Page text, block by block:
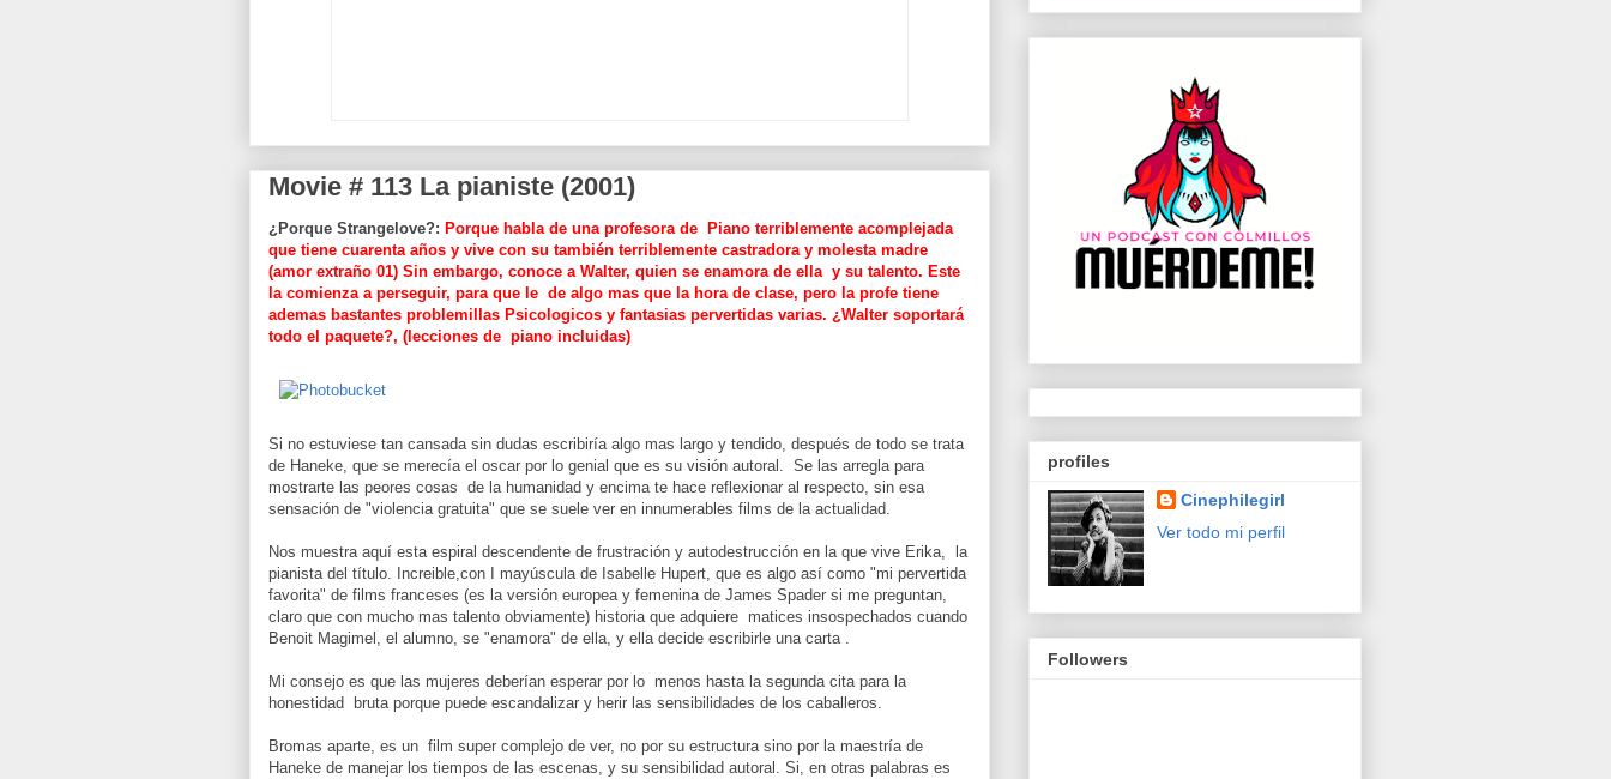
Movie # 113 La pianiste (2001)
¿Porque Strangelove?: Porque habla de una profesora de Piano terriblemente acomplejada
que tiene cuarenta años y vive con su también terriblemente castradora y molesta madre
(amor extraño 01) Sin embargo, conoce a Walter, quien se enamora de ella y su talento. Este
la comienza a perseguir, para que le de algo mas que la hora de clase, pero la profe tiene
ademas bastantes problemillas Psicologicos y fantasias pervertidas varias. ¿Walter soportará
todo el paquete?, (lecciones de piano incluidas)
Si no estuviese tan cansada sin dudas escribiría algo mas largo y tendido, después de todo se trata
de Haneke, que se merecía el oscar por lo genial que es su visión autoral. Se las arregla para
mostrarte las peores cosas de la humanidad y encima te hace reflexionar al respecto, sin esa
sensación de "violencia gratuita" que se suele ver en innumerables films de la actualidad.
Nos muestra aquí esta espiral descendente de frustración y autodestrucción en la que vive Erika, la
pianista del título. Increible,con I mayúscula de Isabelle Hupert, que es algo así como "mi pervertida
favorita" de films franceses (es la versión europea y femenina de James Spader si me preguntan,
claro que con mucho mas talento obviamente) historia que adquiere matices insospechados cuando
Benoit Magimel, el alumno, se "enamora" de ella, y ella decide escribirle una carta .
Mi consejo es que las mujeres deberían esperar por lo menos hasta la segunda cita para la
honestidad bruta porque puede escandalizar y herir las sensibilidades de los caballeros.
Bromas aparte, es un film super complejo de ver, no por su estructura sino por la maestría de
Haneke de manejar los tiempos de las escenas, y su sensibilidad autoral. Si, en otras palabras es
profiles
Cinephilegirl
Ver todo mi perfil
Followers